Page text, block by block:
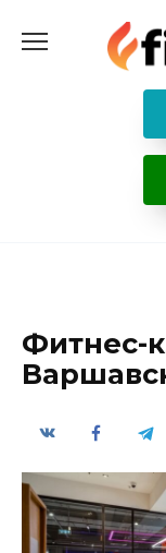
содержанию
Фитнес-